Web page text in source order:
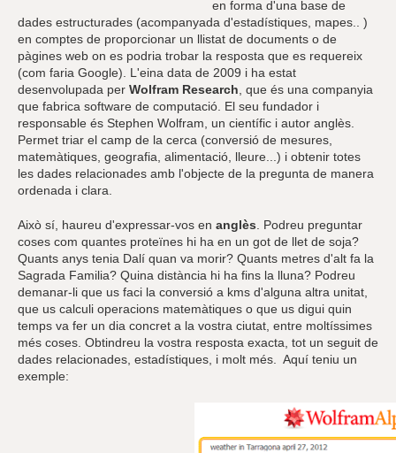
en forma d'una base de
dades estructurades (acompanyada d'estadístiques, mapes.. )
en comptes de proporcionar un llistat de documents o de
pàgines web on es podria trobar la resposta que es requereix
(com faria Google). L'eina data de 2009 i ha estat
desenvolupada per Wolfram Research , que és una companyia
que fabrica software de computació. El seu fundador i
responsable és Stephen Wolfram, un científic i autor anglès.
Permet triar el camp de la cerca (conversió de mesures,
matemàtiques, geografia, alimentació, lleure...) i obtenir totes
les dades relacionades amb l'objecte de la pregunta de manera
ordenada i clara.
Això sí, haureu d'expressar-vos en anglès . Podreu preguntar
coses com quantes proteïnes hi ha en un got de llet de soja?
Quants anys tenia Dalí quan va morir? Quants metres d'alt fa la
Sagrada Familia? Quina distància hi ha fins la lluna? Podreu
demanar-li que us faci la conversió a kms d'alguna altra unitat,
que us calculi operacions matemàtiques o que us digui quin
temps va fer un dia concret a la vostra ciutat, entre moltíssimes
més coses. Obtindreu la vostra resposta exacta, tot un seguit de
dades relacionades, estadístiques, i molt més. Aquí teniu un
exemple: